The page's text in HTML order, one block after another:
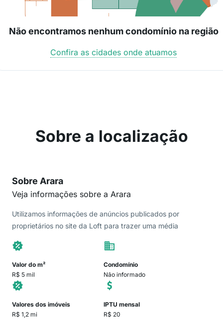
Não encontramos nenhum condomínio na região
Confira as cidades onde atuamos
Sobre a localização
Sobre Arara
Veja informações sobre a Arara
Utilizamos informações de anúncios publicados por
proprietários no site da Loft para trazer uma média
Valor do m²
R$ 5 mil
Condomínio
Não informado
Valores dos imóveis
R$ 1,2 mi
IPTU mensal
R$ 20